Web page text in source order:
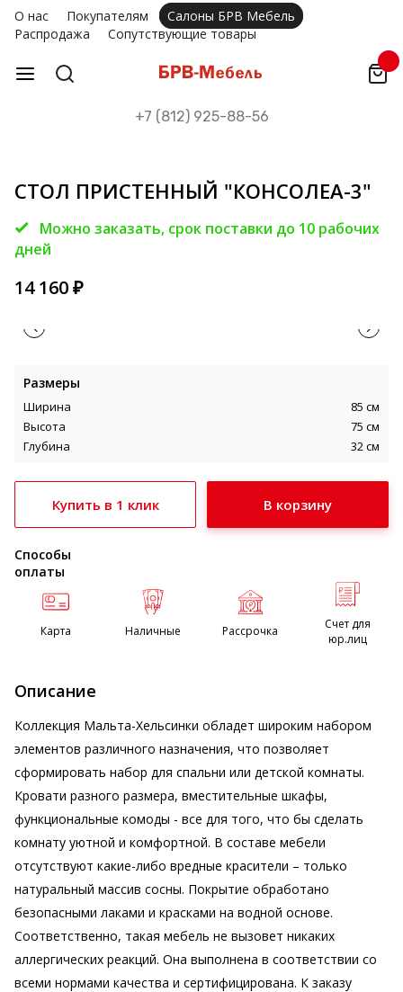
О нас Покупателям
Салоны БРВ Мебель
Распродажа
Сопутствующие товары
+7 (812) 925-88-56
СТОЛ ПРИСТЕННЫЙ "КОНСОЛЕА-3"
Можно заказать, срок поставки до 10 рабочих
дней
14 160₽
Размеры
Ширина
85 см
Высота
75 см
Глубина
32 см
Купить в 1 клик
Способы
оплаты
Карта Наличные Рассрочка
Счет для
юр.лиц
Описание
Коллекция Мальта-Хельсинки обладет широким набором
элементов различного назначения, что позволяет
сформировать набор для спальни или детской комнаты.
Кровати разного размера, вместительные шкафы,
функциональные комоды - все для того, что бы сделать
комнату уютной и комфортной. В составе мебели
отсутствуют какие-либо вредные красители – только
натуральный массив сосны. Покрытие обработано
безопасными лаками и красками на водной основе.
Соответственно, такая мебель не вызовет никаких
аллергических реакций. Она выполнена в соответствии со
всеми нормами качества и сертифицирована. К заказу